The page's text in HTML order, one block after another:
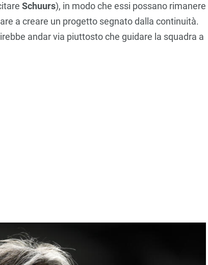
Schuurs), in modo che essi possano rimanere
a creare un progetto segnato dalla continuità.
andar via piuttosto che guidare la squadra a